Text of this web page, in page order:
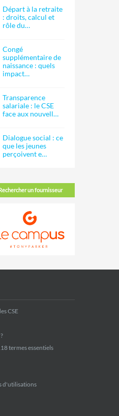
Départ à la retraite
: droits, calcul et
rôle du…
Congé
supplémentaire de
naissance : quels
impact…
Transparence
salariale : le CSE
face aux nouvell…
Dialogue social : ce
que les jeunes
perçoivent e…
un fournisseur
CSE
termes essentiels
d'utilisations